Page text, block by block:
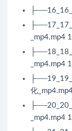
_mp4.mp4
_mp4.mp4
化
_mp4.mp4